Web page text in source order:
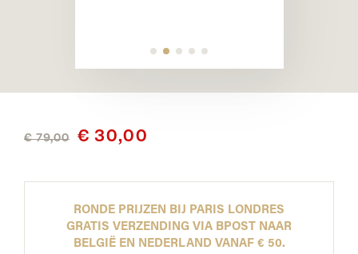
€ 79,00 € 30,00
RONDE PRIJZEN BIJ PARIS LONDRES
GRATIS VERZENDING VIA BPOST NAAR
BELGIË EN NEDERLAND VANAF € 50.